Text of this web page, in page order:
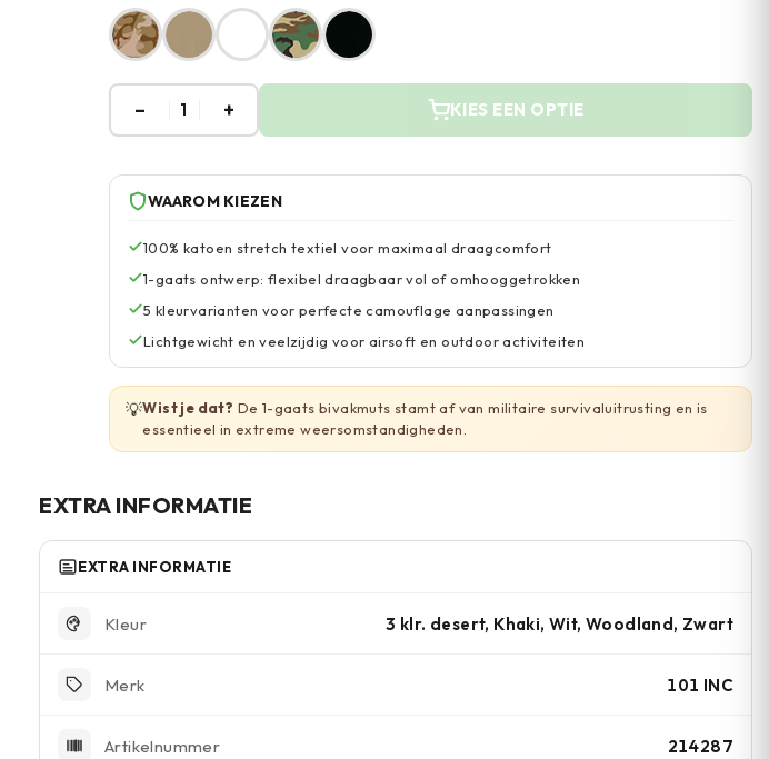
– 1 + KIES EEN OPTIE
WAAROM KIEZEN
100% katoen stretch textiel voor maximaal draagcomfort
1-gaats ontwerp: flexibel draagbaar vol of omhooggetrokken
5 kleurvarianten voor perfecte camouflage aanpassingen
Lichtgewicht en veelzijdig voor airsoft en outdoor activiteiten
💡Wist je dat? De 1-gaats bivakmuts stamt af van militaire survivaluitrusting en is
essentieel in extreme weersomstandigheden.
EXTRA INFORMATIE
EXTRA INFORMATIE
Kleur 3 klr. desert, Khaki, Wit, Woodland, Zwart
Merk 101 INC
Artikelnummer 214287